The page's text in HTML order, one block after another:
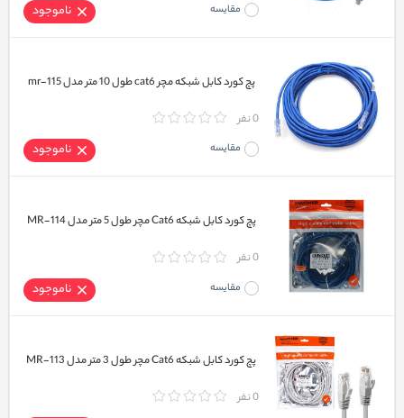
مقایسه ناموجود
پچ کورد کابل شبکه مچر cat6 طول 10 متر مدل mr-115
0 نفر
مقایسه ناموجود
پچ کورد کابل شبکه Cat6 مچر طول 5 متر مدل MR-114
0 نفر
مقایسه ناموجود
پچ کورد کابل شبکه Cat6 مچر طول 3 متر مدل MR-113
0 نفر